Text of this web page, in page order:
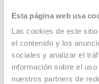
Esta página web usa
Las cookies de este
el contenido y los
sociales y analizar el
información sobre el
nuestros partners de